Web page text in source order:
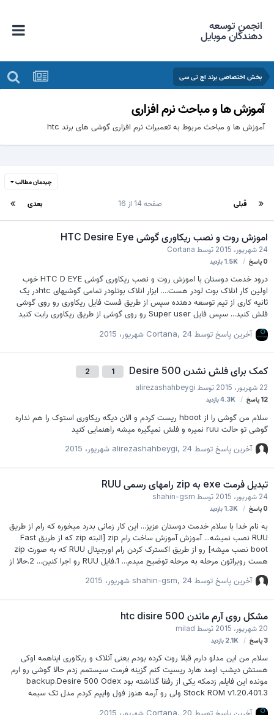
انجمن توسعه
دهندگان موبایل
بخش اختصاصی برند اچ تی سی
آموزش ها و مباحث نرم افزاری
آموزش ها و مباحث مربوط به تعمیرات نرم افزاری گوشی های برند htc
چیدمان مطالب
قبلی بعدی صفحه 14 از 16
اموزش روت و نصب ریکاوری گوشی HTC Desire Eye
24 شهریور، 2015 توسطCortana
0پاسخ 1.5Kبازدید
درود خدمت دوستان با اموزش روت و نصب ریکاوری گوشی HTC D EYE خوب
اولین کار انلاک بوت لودر هست.... ابزار انلاک بوتلودر تمامی گوشیهای htcدر یک
ثانیه کاری از تیم توسعه دهنده سپس از طریق فست فایل ریکاوری رو روی گوشی
فلش کنید... سپس فایل Super user رو روی گوشی از طریق ریکاوری رایت کنید
آخرین پاسخ توسط
Cortana ,24 شهریور، 2015
کمک برای فلش نشدن Desire 500 2
22 شهریور، 2015 توسطalirezashahbeygi
12 پاسخ 4.3Kبازدید
سلام من گوشی را از hboot ریست کردم و الان دیگه ریکاوری استوک را هم نداره
گوشی تو حالت ruu نمیره و فلش نمیگیره میشه راهنمایی کنید
آخرین پاسخ توسط alirezashahbeygi ,24 شهریور، 2015
تبدیل فرمت exe به zip رامهای رسمی RUU
24 شهریور، 2015 توسط shahin-gsm
0پاسخ 1.3Kبازدید
به نام خدا با سلام خدمت دوستان عزیز... این کار زمانی بدرد میخوره که رام از طریق
RUU نصب نمیشه... آموزش آموزش ساخت رام zip [البته zip که از طریق Fast
boot نصب میشه] رو از طریق اکسترک کردن رام اورجینال RUU که به صورت zip
هست روبراتون مرحله به مرحله توضیح میدم... 1.فایل RUU رو اجرا کنین... 2.حالا از
انتقال بدین... 7.حالا وارد Hboot بشین...حالا خودبخود گوشی…
آخرین پاسخ توسط shahin-gsm ,24 شهریور، 2015
مشکل روی آرم ماندن htc disire 500
20 شهریور، 2015 توسطmilad
3پاسخ 2.1Kبازدید
سلام من این مدلو دارم قبلا روت کرده بودم یعنی آنلاک و ریکاوری ایناهمه اوکی
هستش دیشب اومد هارد ریسیت کنم گزینه فرمت سیستمم زدم حالا گوشی رو ارم
مونده این فایلم زدمکه یکی از رفقا گذاشته بود backup.Desire 500 Odex
Stock ROM v1.20.401.3 ولی رو آرمه هنوز فول وایپم کردم مدل تک سیمه
آخرین پاسخ توسط
Cortana ,20 شهریور، 2015